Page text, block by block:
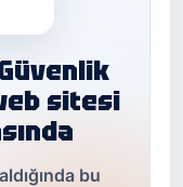
sitesi
bu